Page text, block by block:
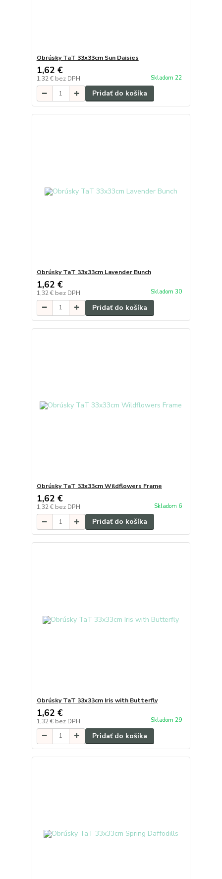
Obrúsky TaT 33x33cm Sun Daisies
1,62 €
1,32 € bez DPH Skladom 22
Pridať do košíka
Obrúsky TaT 33x33cm Lavender Bunch
1,62 €
1,32 € bez DPH Skladom 30
Pridať do košíka
Obrúsky TaT 33x33cm Wildflowers Frame
1,62 €
1,32 € bez DPH Skladom 6
Pridať do košíka
Obrúsky TaT 33x33cm Iris with Butterfly
1,62 €
1,32 € bez DPH Skladom 29
Pridať do košíka